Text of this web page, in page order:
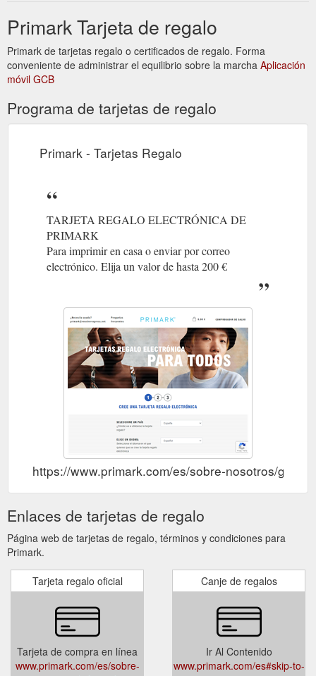
Primark Tarjeta de regalo
Primark de tarjetas regalo o certificados de regalo. Forma
conveniente de administrar el equilibrio sobre la marcha Aplicación
móvil GCB
Programa de tarjetas de regalo
Primark - Tarjetas Regalo
TARJETA REGALO ELECTRÓNICA DE
PRIMARK
Para imprimir en casa o enviar por correo
electrónico. Elija un valor de hasta 200 €
https://www.primark.com/es/sobre-nosotros/gift-
Enlaces de tarjetas de regalo
Página web de tarjetas de regalo, términos y condiciones para
Primark.
Tarjeta regalo oficial
Tarjeta de compra en línea
www.primark.com/es/sobre-
Canje de regalos
Ir Al Contenido
www.primark.com/es#skip-to-